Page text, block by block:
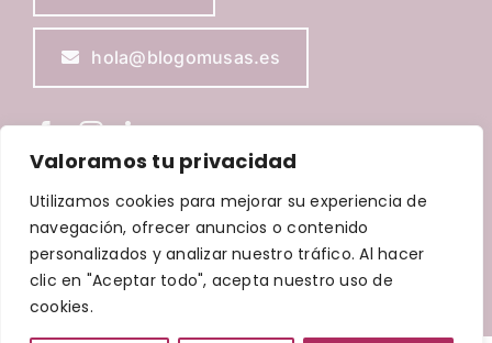
Valoramos tu privacidad
Utilizamos cookies para mejorar su experiencia de
navegación, ofrecer anuncios o contenido
personalizados y analizar nuestro tráfico. Al hacer
clic en "Aceptar todo", acepta nuestro uso de
cookies.
hola@blogomusas.es
BLOGOMUSAS © Copyright2026 | Aviso Legal|
Privacidad|Política de Cookies|Política de accesibilidad
| Diseñada porWaricreative | Todos los derechos